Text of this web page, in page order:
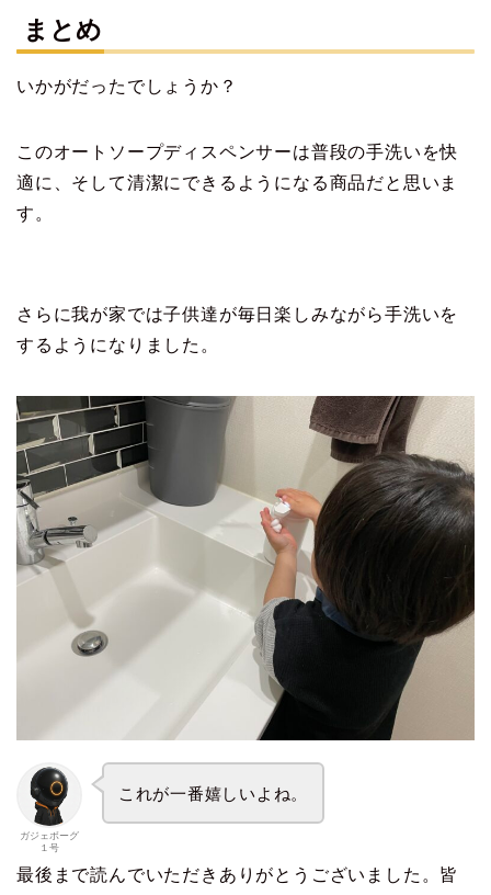
まとめ
いかがだったでしょうか？
このオートソープディスペンサーは普段の手洗いを快
適に、そして清潔にできるようになる商品だと思いま
す。
さらに我が家では子供達が毎日楽しみながら手洗いを
するようになりました。
ガジェボーグ
１号
これが一番嬉しいよね。
最後まで読んでいただきありがとうございました。皆